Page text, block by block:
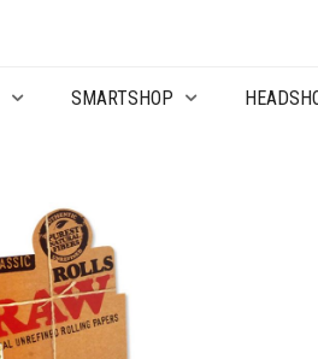
SMARTSHOP